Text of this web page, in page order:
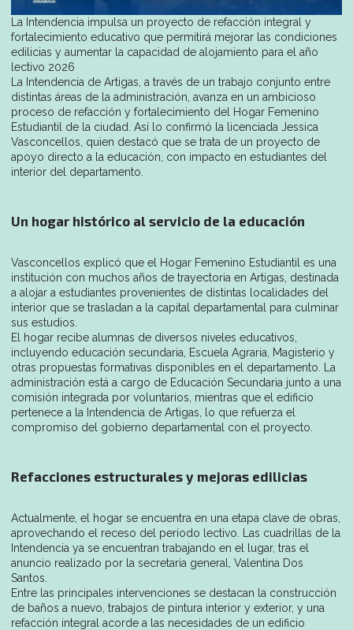
La Intendencia impulsa un proyecto de refacción integral y
fortalecimiento educativo que permitirá mejorar las condiciones
edilicias y aumentar la capacidad de alojamiento para el año
lectivo 2026
La Intendencia de Artigas, a través de un trabajo conjunto entre
distintas áreas de la administración, avanza en un ambicioso
proceso de refacción y fortalecimiento del Hogar Femenino
Estudiantil de la ciudad. Así lo confirmó la licenciada Jessica
Vasconcellos, quien destacó que se trata de un proyecto de
apoyo directo a la educación, con impacto en estudiantes del
interior del departamento.
Un hogar histórico al servicio de la educación
Vasconcellos explicó que el Hogar Femenino Estudiantil es una
institución con muchos años de trayectoria en Artigas, destinada
a alojar a estudiantes provenientes de distintas localidades del
interior que se trasladan a la capital departamental para culminar
sus estudios.
El hogar recibe alumnas de diversos niveles educativos,
incluyendo educación secundaria, Escuela Agraria, Magisterio y
otras propuestas formativas disponibles en el departamento. La
administración está a cargo de Educación Secundaria junto a una
comisión integrada por voluntarios, mientras que el edificio
pertenece a la Intendencia de Artigas, lo que refuerza el
compromiso del gobierno departamental con el proyecto.
Refacciones estructurales y mejoras edilicias
Actualmente, el hogar se encuentra en una etapa clave de obras,
aprovechando el receso del período lectivo. Las cuadrillas de la
Intendencia ya se encuentran trabajando en el lugar, tras el
anuncio realizado por la secretaria general, Valentina Dos
Santos.
Entre las principales intervenciones se destacan la construcción
de baños a nuevo, trabajos de pintura interior y exterior, y una
refacción integral acorde a las necesidades de un edificio